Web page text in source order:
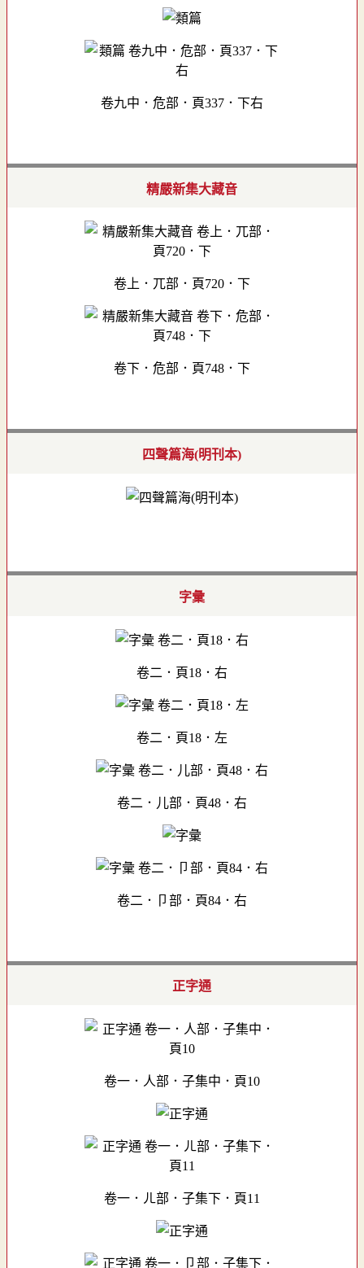
卷九中．危部．頁337．下右
精嚴新集大藏音
卷上．兀部．頁720．下
卷下．危部．頁748．下
四聲篇海(明刊本)
字彙
卷二．頁18．右
卷二．頁18．左
卷二．儿部．頁48．右
卷二．卩部．頁84．右
正字通
卷一．人部．子集中．頁10
卷一．ㄦ部．子集下．頁11